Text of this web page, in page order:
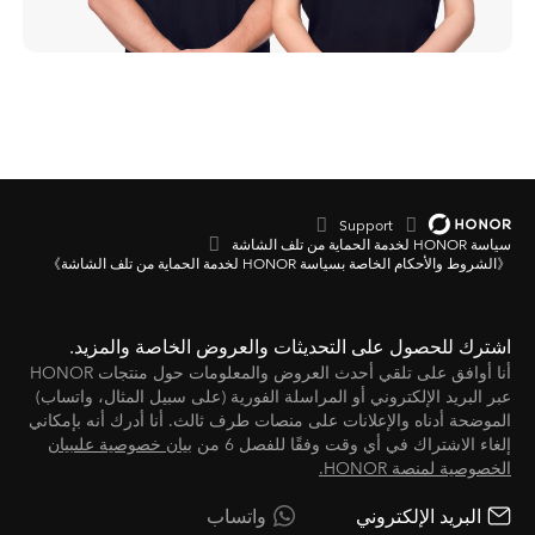
Support
سياسة HONOR لخدمة الحماية من تلف الشاشة
《الشروط والأحكام الخاصة بسياسة HONOR لخدمة الحماية من تلف الشاشة》
اشترك للحصول على التحديثات والعروض الخاصة والمزيد.
أنا أوافق على تلقي أحدث العروض والمعلومات حول منتجات HONOR
عبر البريد الإلكتروني أو المراسلة الفورية (على سبيل المثال، واتساب)
الموضحة أدناه والإعلانات على منصات طرف ثالث. أنا أدرك أنه بإمكاني
إلغاء الاشتراك في أي وقت وفقًا للفصل 6 من
بيان خصوصية علىبيان
الخصوصية لمنصة HONOR‬.
البريد الإلكتروني واتساب